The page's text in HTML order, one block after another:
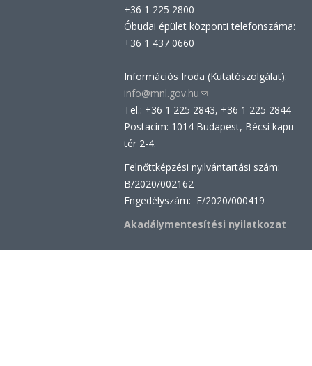
+36 1 225 2800
Óbudai épület központi telefonszáma:
+36 1 437 0660
Információs Iroda (Kutatószolgálat):
info@mnl.gov.hu(link
sends
e-
Tel.: +36 1 225 2843, +36 1 225 2844
Postacím: 1014 Budapest, Bécsi kapu
tér 2-4.
Felnőttképzési nyilvántartási szám:
B/2020/002162
Engedélyszám: E/2020/000419
Akadálymentesítési nyilatkozat